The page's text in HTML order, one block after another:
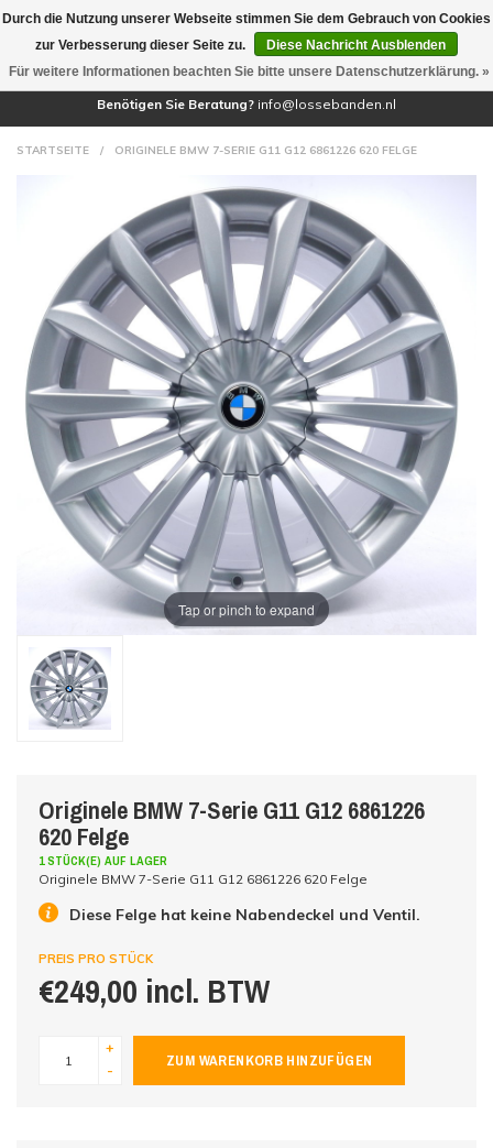
(0)
Benötigen Sie Beratung? info@lossebanden.nl
STARTSEITE / ORIGINELE BMW 7-SERIE G11 G12 6861226 620 FELGE
Tap or pinch to expand
Originele BMW 7-Serie G11 G12 6861226
620 Felge
1 STÜCK(E) AUF LAGER
Originele BMW 7-Serie G11 G12 6861226 620 Felge
Diese Felge hat keine Nabendeckel und Ventil.
PREIS PRO STÜCK
€249,00 incl. BTW
+
-
ZUM WARENKORB HINZUFÜGEN
Durch die Nutzung unserer Webseite stimmen Sie dem Gebrauch von Cookies
zur Verbesserung dieser Seite zu.
Diese Nachricht Ausblenden
Für weitere Informationen beachten Sie bitte unsere Datenschutzerklärung. »